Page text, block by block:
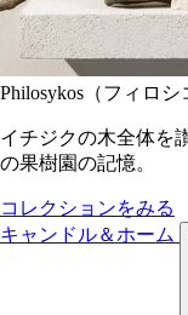
Philosykos（フィロシ
イチジクの木全体を
の果樹園の記憶。
コレクションをみる
キャンドル＆ホーム